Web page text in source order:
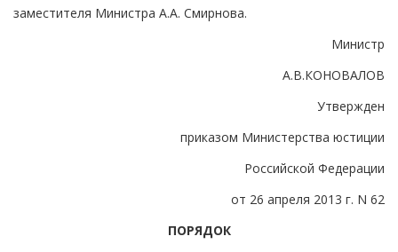
заместителя Министра А.А. Смирнова.
Министр
А.В.КОНОВАЛОВ
Утвержден
приказом Министерства юстиции
Российской Федерации
от 26 апреля 2013 г. N 62
ПОРЯДОК